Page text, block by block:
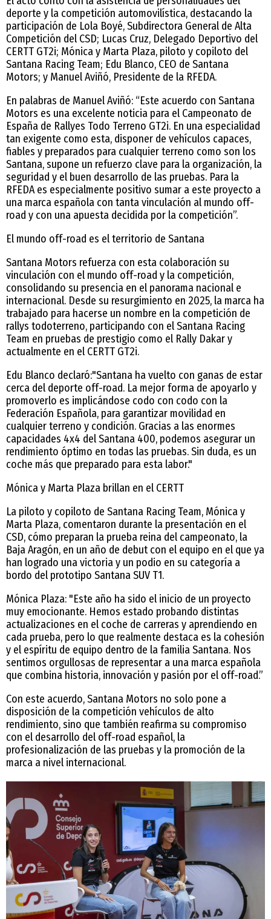
deporte y la competición automovilística, destacando la
participación de Lola Boyé, Subdirectora General de Alta
Competición del CSD; Lucas Cruz, Delegado Deportivo del
CERTT GT2i; Mónica y Marta Plaza, piloto y copiloto del
Santana Racing Team; Edu Blanco, CEO de Santana
Motors; y Manuel Aviñó, Presidente de la RFEDA.
En palabras de Manuel Aviñó: “Este acuerdo con Santana
Motors es una excelente noticia para el Campeonato de
España de Rallyes Todo Terreno GT2i. En una especialidad
tan exigente como esta, disponer de vehículos capaces,
fiables y preparados para cualquier terreno como son los
Santana, supone un refuerzo clave para la organización, la
seguridad y el buen desarrollo de las pruebas. Para la
RFEDA es especialmente positivo sumar a este proyecto a
una marca española con tanta vinculación al mundo off-
road y con una apuesta decidida por la competición”.
El mundo off-road es el territorio de Santana
Santana Motors refuerza con esta colaboración su
vinculación con el mundo off-road y la competición,
consolidando su presencia en el panorama nacional e
internacional. Desde su resurgimiento en 2025, la marca ha
trabajado para hacerse un nombre en la competición de
rallys todoterreno, participando con el Santana Racing
Team en pruebas de prestigio como el Rally Dakar y
actualmente en el CERTT GT2i.
Edu Blanco declaró:"Santana ha vuelto con ganas de estar
cerca del deporte off-road. La mejor forma de apoyarlo y
promoverlo es implicándose codo con codo con la
Federación Española, para garantizar movilidad en
cualquier terreno y condición. Gracias a las enormes
capacidades 4x4 del Santana 400, podemos asegurar un
rendimiento óptimo en todas las pruebas. Sin duda, es un
coche más que preparado para esta labor."
Mónica y Marta Plaza brillan en el CERTT
La piloto y copiloto de Santana Racing Team, Mónica y
Marta Plaza, comentaron durante la presentación en el
CSD, cómo preparan la prueba reina del campeonato, la
Baja Aragón, en un año de debut con el equipo en el que ya
han logrado una victoria y un podio en su categoría a
bordo del prototipo Santana SUV T1.
Mónica Plaza: "Este año ha sido el inicio de un proyecto
muy emocionante. Hemos estado probando distintas
actualizaciones en el coche de carreras y aprendiendo en
cada prueba, pero lo que realmente destaca es la cohesión
y el espíritu de equipo dentro de la familia Santana. Nos
sentimos orgullosas de representar a una marca española
que combina historia, innovación y pasión por el off-road.”
Con este acuerdo, Santana Motors no solo pone a
disposición de la competición vehículos de alto
rendimiento, sino que también reafirma su compromiso
con el desarrollo del off-road español, la
profesionalización de las pruebas y la promoción de la
marca a nivel internacional.